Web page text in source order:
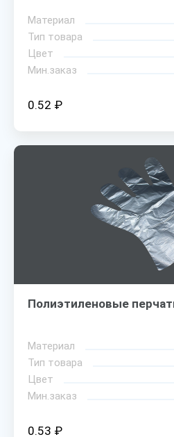
Материал
Тип товара
Цвет
Мин.заказ
0.52 ₽
Полиэтиленовые
Материал
Тип товара
Цвет
Мин.заказ
0.53 ₽